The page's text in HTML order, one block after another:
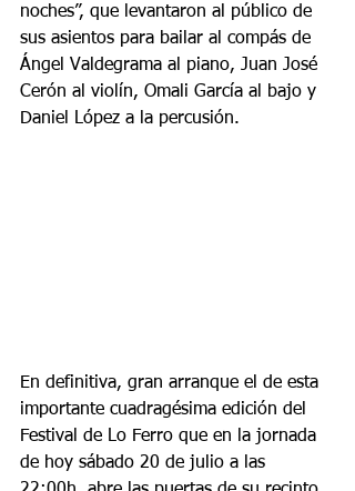
noches”, que levantaron al público de
sus asientos para bailar al compás de
Ángel Valdegrama al piano, Juan José
Cerón al violín, Omali García al bajo y
Daniel López a la percusión.
En definitiva, gran arranque el de esta
importante cuadragésima edición del
Festival de Lo Ferro que en la jornada
de hoy sábado 20 de julio a las